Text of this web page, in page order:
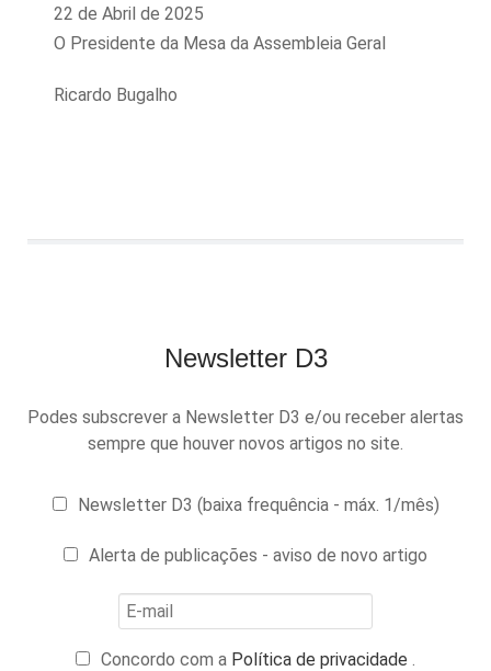
22 de Abril de 2025
O Presidente da Mesa da Assembleia Geral
Ricardo Bugalho
Newsletter D3
Podes subscrever a Newsletter D3 e/ou receber alertas
sempre que houver novos artigos no site.
Newsletter D3 (baixa frequência - máx. 1/mês)
Alerta de publicações - aviso de novo artigo
Concordo com a Política de privacidade .